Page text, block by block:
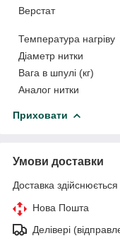
Верстат
Температура нагріву
Діаметр нитки
Вага в шпулі (кг)
Аналог нитки
Приховати
Умови доставки
Доставка
Нова Пошта
Делівері